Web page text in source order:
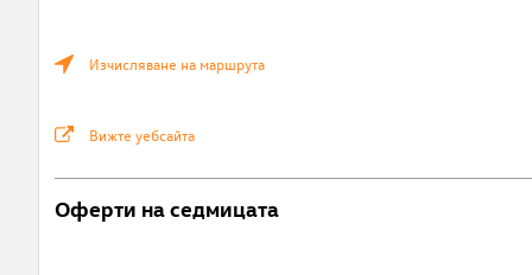
Изчисляване на маршрута
Вижте уебсайта
Оферти на седмицата